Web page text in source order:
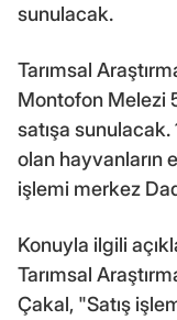
sunulacak.
Tarımsal
Montofon Melezi
satışa
olan hayvanların
işlemi merkez
Konuyla ilgili
Tarımsal
Çakal, "Satış